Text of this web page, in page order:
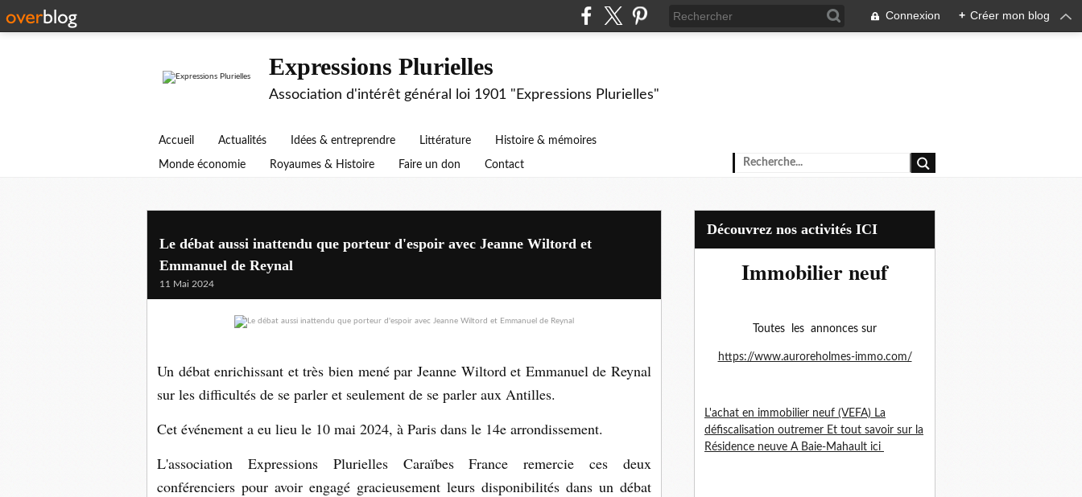
Connexion + Créer mon blog
Expressions Plurielles
Association d'intérêt général loi 1901 "Expressions Plurielles"
Accueil Actualités Idées & entreprendre Littérature Histoire & mémoires
Monde économie Royaumes & Histoire Faire un don Contact
Le débat aussi inattendu que porteur d'espoir avec Jeanne Wiltord et
Emmanuel de Reynal
11 Mai 2024
Un débat enrichissant et très bien mené par Jeanne Wiltord et Emmanuel de Reynal
sur les difficultés de se parler et seulement de se parler aux Antilles.
Cet événement a eu lieu le 10 mai 2024, à Paris dans le 14e arrondissement.
L'association Expressions Plurielles Caraïbes France remercie ces deux
conférenciers pour avoir engagé gracieusement leurs disponibilités dans un débat
Découvrez nos activités ICI
Immobilier neuf
Toutes les annonces sur
https://www.auroreholmes-immo.com/
L'achat en immobilier neuf (VEFA) La
défiscalisation outremer Et tout savoir sur la
Résidence neuve A Baie-Mahault ici